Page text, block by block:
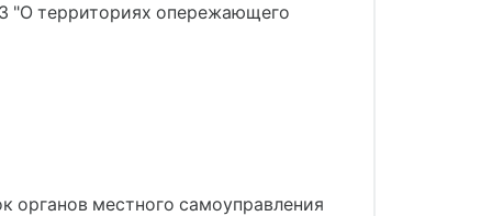
"О территориях опережающего
органов местного самоуправления